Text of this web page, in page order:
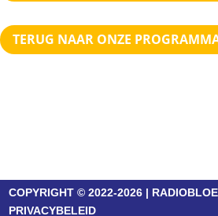
TERUG NAAR ONZE
COPYRIGHT © 2022-2026 |
PRIVACYBELEID